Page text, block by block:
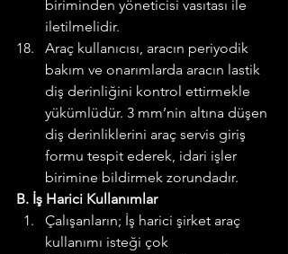
biriminden yöneticisi vasıtası ile
iletilmelidir.
Araç kullanıcısı, aracın periyodik
bakım ve onarımlarda aracın lastik
diş derinliğini kontrol ettirmekle
yükümlüdür. 3 mm’nin altına düşen
diş derinliklerini araç servis giriş
formu tespit ederek, idari işler
birimine bildirmek zorundadır.
B. İş Harici Kullanımlar
Çalışanların; İş harici şirket araç
kullanımı isteği çok